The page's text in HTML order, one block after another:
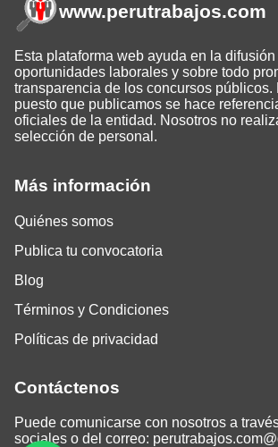
Más información
Quiénes somos
Publica tu convocatoria
Blog
Términos y Condiciones
Políticas de privacidad
Contáctenos
Puede comunicarse con nosotros a
sociales o del correo:
www.perutrabajos.com
Esta plataforma web ayuda en la
oportunidades laborales y sobre todo
transparencia de los concursos públicos.
puesto que publicamos se hace
oficiales de la entidad. Nosotros no
selección de personal.